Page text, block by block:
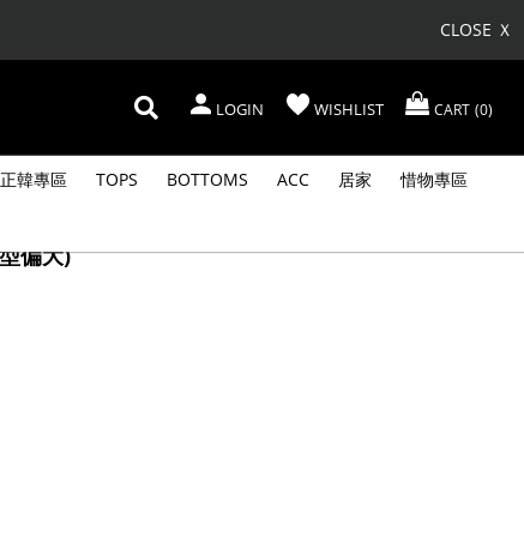
CLOSE Ｘ
CART 0
WISHLIST
LOGIN
正韓專區 TOPS BOTTOMS ACC 居家 惜物專區
偏大)